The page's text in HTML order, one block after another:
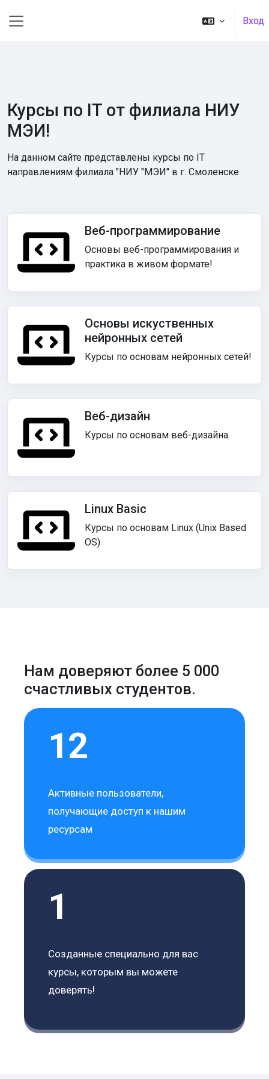
Вход
Курсы по IT от филиала НИУ
МЭИ!
На данном сайте представлены курсы по IT
направлениям филиала "НИУ "МЭИ" в г. Смоленске
Веб-программирование
Основы веб-программирования и
практика в живом формате!
Основы искуственных
нейронных сетей
Курсы по основам нейронных сетей!
Веб-дизайн
Курсы по основам веб-дизайна
Linux Basic
Курсы по основам Linux (Unix Based
OS)
Нам доверяют более 5 000
счастливых студентов.
12
Активные пользователи,
получающие доступ к нашим
ресурсам
1
Созданные специально для вас
курсы, которым вы можете
доверять!